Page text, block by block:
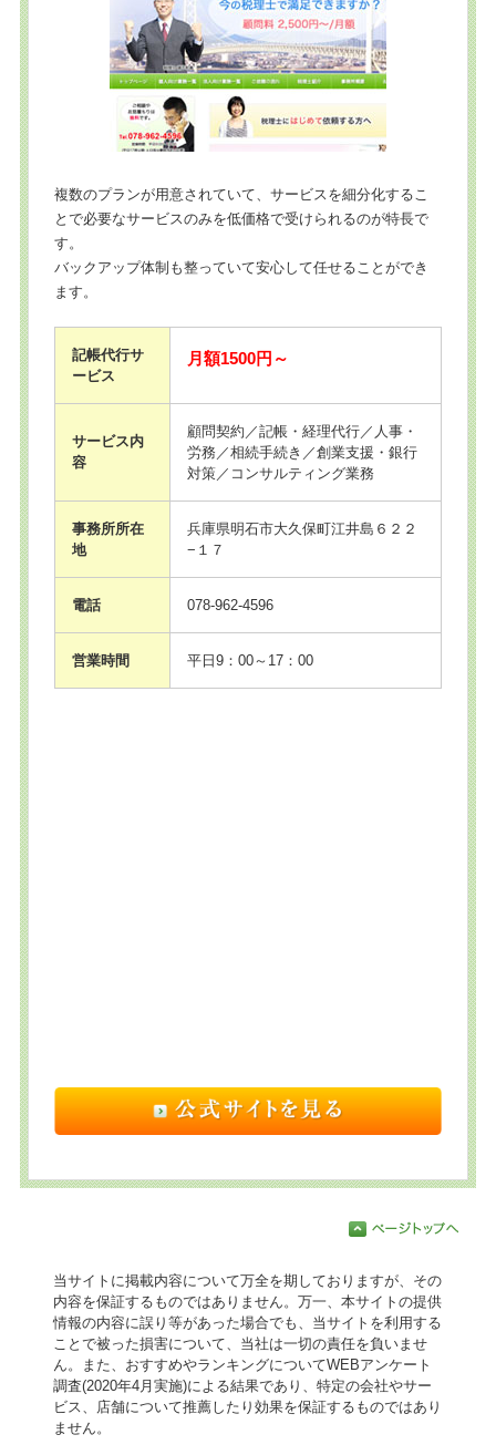
複数のプランが用意されていて、サービスを細分化するこ
とで必要なサービスのみを低価格で受けられるのが特長で
す。
バックアップ体制も整っていて安心して任せることができ
ます。
記帳代行サ
ービス
月額1500円～
サービス内
容
顧問契約／記帳・経理代行／人事・
労務／相続手続き／創業支援・銀行
対策／コンサルティング業務
事務所所在
地
兵庫県明石市大久保町江井島６２２
−１７
電話 078-962-4596
営業時間 平日9：00～17：00
当サイトに掲載内容について万全を期しておりますが、その
内容を保証するものではありません。万一、本サイトの提供
情報の内容に誤り等があった場合でも、当サイトを利用する
ことで被った損害について、当社は一切の責任を負いませ
ん。また、おすすめやランキングについてWEBアンケート
調査(2020年4月実施)による結果であり、特定の会社やサー
ビス、店舗について推薦したり効果を保証するものではあり
ません。